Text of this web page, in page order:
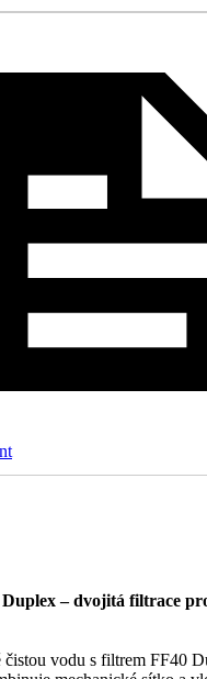
– dvojitá filtrace
čistou vodu s filtrem FF40